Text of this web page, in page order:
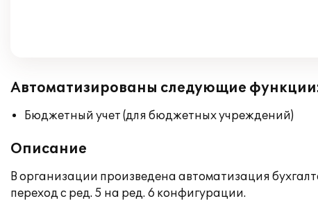
Автоматизированы следующие
Бюджетный учет (для бюджетных учреждений)
Описание
В организации произведена автоматизация
переход с ред. 5 на ред. 6 конфигурации.